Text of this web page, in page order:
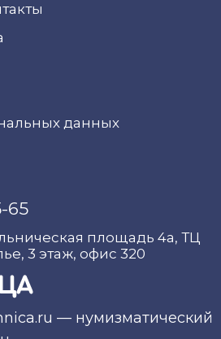
— нумизматический
данных
65
площадь 4а, ТЦ
3 этаж, офис 320